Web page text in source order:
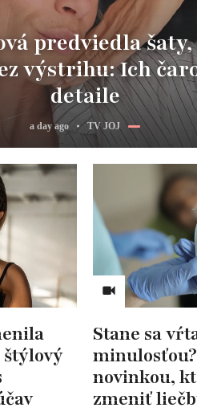
predviedla
výstrihu: Ich
detaile
a day ago TV JOJ
štýlový
Stane sa
novinkou,
zmeniť